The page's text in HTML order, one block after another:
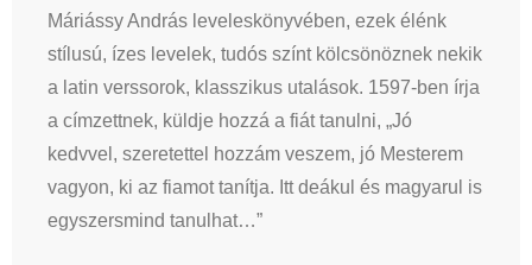
Máriássy András leveleskönyvében, ezek élénk
stílusú, ízes levelek, tudós színt kölcsönöznek nekik
a latin verssorok, klasszikus utalások. 1597-ben írja
a címzettnek, küldje hozzá a fiát tanulni, „Jó
kedvvel, szeretettel hozzám veszem, jó Mesterem
vagyon, ki az fiamot tanítja. Itt deákul és magyarul is
egyszersmind tanulhat…”